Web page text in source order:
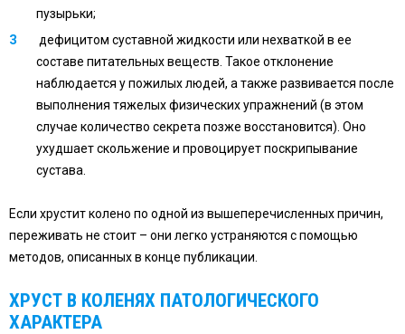
пузырьки;
дефицитом суставной жидкости или нехваткой в ее
составе питательных веществ. Такое отклонение
наблюдается у пожилых людей, а также развивается после
выполнения тяжелых физических упражнений (в этом
случае количество секрета позже восстановится). Оно
ухудшает скольжение и провоцирует поскрипывание
сустава.
Если хрустит колено по одной из вышеперечисленных причин,
переживать не стоит – они легко устраняются с помощью
методов, описанных в конце публикации.
ХРУСТ В КОЛЕНЯХ ПАТОЛОГИЧЕСКОГО
ХАРАКТЕРА